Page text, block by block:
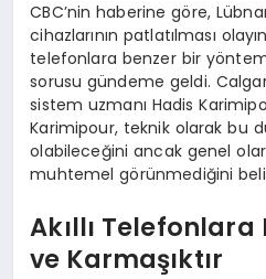
CBC’nin haberine göre,
cihazlarının patlatılması
telefonlara benzer bir
sorusu gündeme geldi.
sistem uzmanı Hadis
Karimipour, teknik olarak bu
olabileceğini ancak genel
muhtemel görünmediğini
Akıllı
ve Karmaşıktır